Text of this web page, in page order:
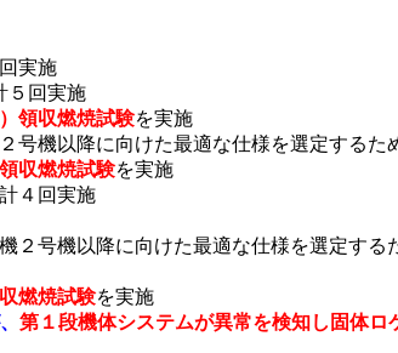
実施
５回実施
領収燃焼試験を実施
号機以降に向けた最適な仕様を選定するた
収燃焼試験を実施
４回実施
２号機以降に向けた最適な仕様を選定する
燃焼試験を実施
第１段機体システムが異常を検知し固体